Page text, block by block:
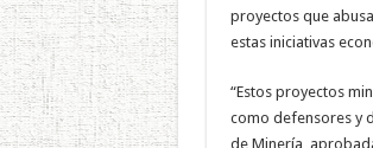
proyectos que
estas iniciativas
“Estos proyectos
como defensores y
de Minería,